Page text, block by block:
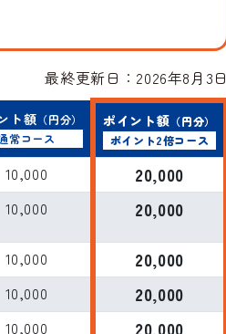
最終更新日：2026年8月3日
ト額 （円分）
常コース
ポイント額 （円分）
ポイント2倍コース
10,000 20,000
10,000 20,000
10,000 20,000
10,000 20,000
10,000 20,000